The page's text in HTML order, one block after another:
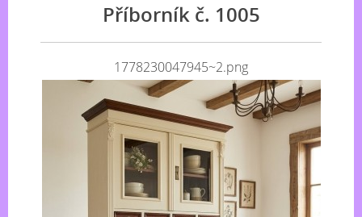
Příborník č. 1005
1778230047945~2.png